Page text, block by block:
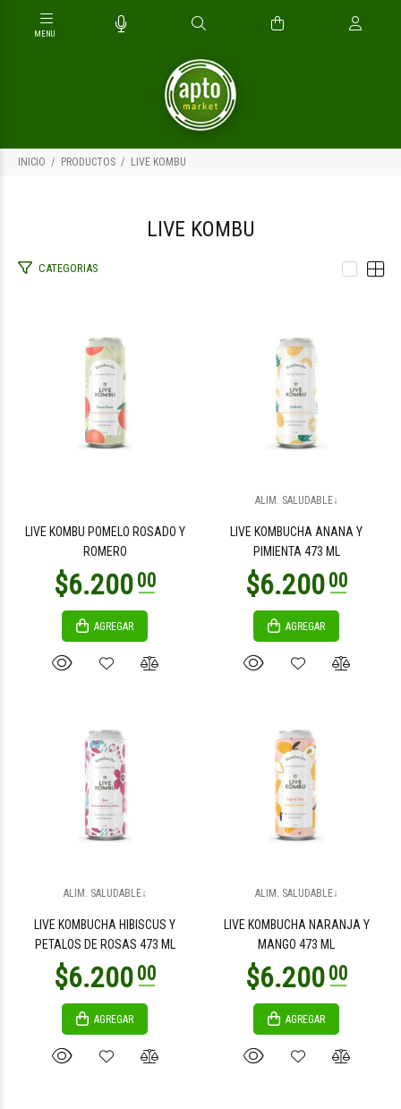
INICIO PRODUCTOS LIVE KOMBU
LIVE KOMBU
CATEGORIAS
LIVE KOMBU POMELO ROSADO Y
ROMERO
AGREGAR
ALIM. SALUDABLE↓
LIVE KOMBUCHA ANANA Y
PIMIENTA 473 ML
AGREGAR
ALIM. SALUDABLE↓
LIVE KOMBUCHA HIBISCUS Y
PETALOS DE ROSAS 473 ML
AGREGAR
ALIM. SALUDABLE↓
LIVE KOMBUCHA NARANJA Y
MANGO 473 ML
AGREGAR